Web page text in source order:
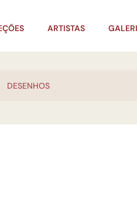
ARTISTAS
DESENHOS